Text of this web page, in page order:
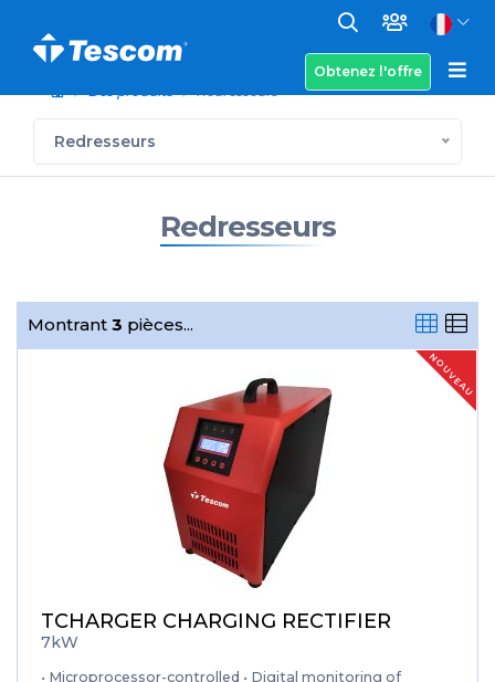
Obtenez l'offre
Des produits
Redresseurs
Redresseurs
Redresseurs
Montrant 3 pièces...
NOUVEAU
TCHARGER CHARGING RECTIFIER
7kW
• Microprocessor-controlled • Digital monitoring of